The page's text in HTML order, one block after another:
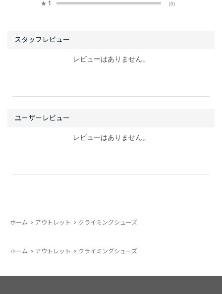
★ 1 (0)
レビューはありません。
レビューはありません。
ホーム > アウトレット > クライミングシューズ
ホーム > アウトレット > クライミングシューズ